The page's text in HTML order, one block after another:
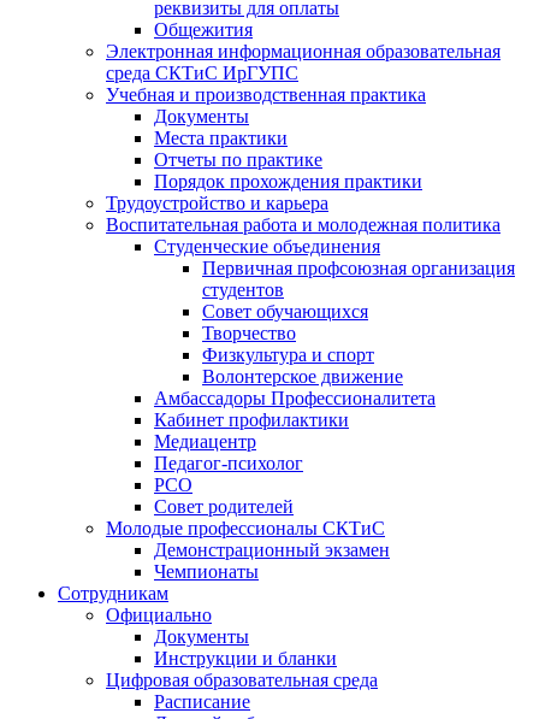
реквизиты для оплаты
Общежития
Электронная информационная образовательная
среда СКТиС ИрГУПС
Учебная и производственная практика
Документы
Места практики
Отчеты по практике
Порядок прохождения практики
Трудоустройство и карьера
Воспитательная работа и молодежная политика
Студенческие объединения
Первичная профсоюзная организация
студентов
Совет обучающихся
Творчество
Физкультура и спорт
Волонтерское движение
Амбассадоры Профессионалитета
Кабинет профилактики
Медиацентр
Педагог-психолог
РСО
Совет родителей
Молодые профессионалы СКТиС
Демонстрационный экзамен
Чемпионаты
Сотрудникам
Официально
Документы
Инструкции и бланки
Цифровая образовательная среда
Расписание